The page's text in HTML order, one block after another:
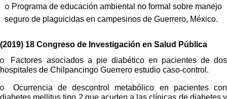
o Programa de educación ambiental no formal sobre manejo
seguro de plaguicidas en campesinos de Guerrero, México.
(2019) 18 Congreso de Investigación en Salud Pública
o
Factores asociados a pie diabético en pacientes de dos
hospitales de Chilpancingo Guerrero estudio caso-control.
o
Ocurrencia de descontrol metabólico en pacientes con
diabetes mellitus tipo 2 que acuden a las clínicas de diabetes y